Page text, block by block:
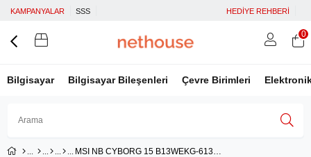
KAMPANYALAR SSS HEDİYE REHBERİ
Bilgisayar Bilgisayar Bileşenleri Çevre Birimleri
0
MSI NB CYBORG 15 B13WEKG-613XTR I7-13620H 16GB DDR5 RTX5050 GDDR7 8GB 1TB SSD 15.6 FHD 144Hz DOS